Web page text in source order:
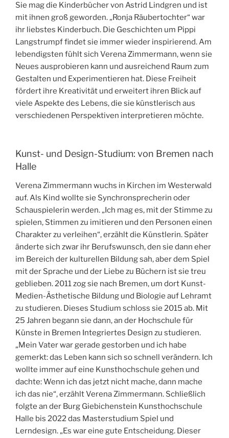
Sie mag die Kinderbücher von Astrid Lindgren und ist
mit ihnen groß geworden. „Ronja Räubertochter“ war
ihr liebstes Kinderbuch. Die Geschichten um Pippi
Langstrumpf findet sie immer wieder inspirierend. Am
lebendigsten fühlt sich Verena Zimmermann, wenn sie
Neues ausprobieren kann und ausreichend Raum zum
Gestalten und Experimentieren hat. Diese Freiheit
fördert ihre Kreativität und erweitert ihren Blick auf
viele Aspekte des Lebens, die sie künstlerisch aus
verschiedenen Perspektiven interpretieren möchte.
Kunst- und Design-Studium: von Bremen nach
Halle
Verena Zimmermann wuchs in Kirchen im Westerwald
auf. Als Kind wollte sie Synchronsprecherin oder
Schauspielerin werden. „Ich mag es, mit der Stimme zu
spielen, Stimmen zu imitieren und den Personen einen
Charakter zu verleihen“, erzählt die Künstlerin. Später
änderte sich zwar ihr Berufswunsch, den sie dann eher
im Bereich der kulturellen Bildung sah, aber dem Spiel
mit der Sprache und der Liebe zu Büchern ist sie treu
geblieben. 2011 zog sie nach Bremen, um dort Kunst-
Medien-Ästhetische Bildung und Biologie auf Lehramt
zu studieren. Dieses Studium schloss sie 2015 ab. Mit
25 Jahren begann sie dann, an der Hochschule für
Künste in Bremen Integriertes Design zu studieren.
„Mein Vater war gerade gestorben und ich habe
gemerkt: das Leben kann sich so schnell verändern. Ich
wollte immer auf eine Kunsthochschule gehen und
dachte: Wenn ich das jetzt nicht mache, dann mache
ich das nie“, erzählt Verena Zimmermann. Schließlich
folgte an der Burg Giebichenstein Kunsthochschule
Halle bis 2022 das Masterstudium Spiel und
Lerndesign. „Es war eine gute Entscheidung. Dieser